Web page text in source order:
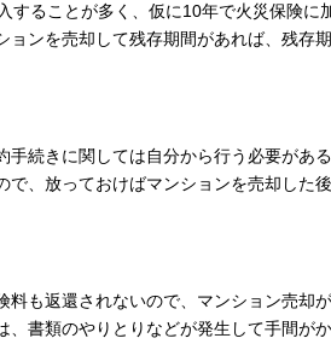
することが多く、仮に10年で火災保険
ンを売却して残存期間があれば、残存
手続きに関しては自分から行う必要があ
で、放っておけばマンションを売却した
料も返還されないので、マンション売却
、書類のやりとりなどが発生して手間が